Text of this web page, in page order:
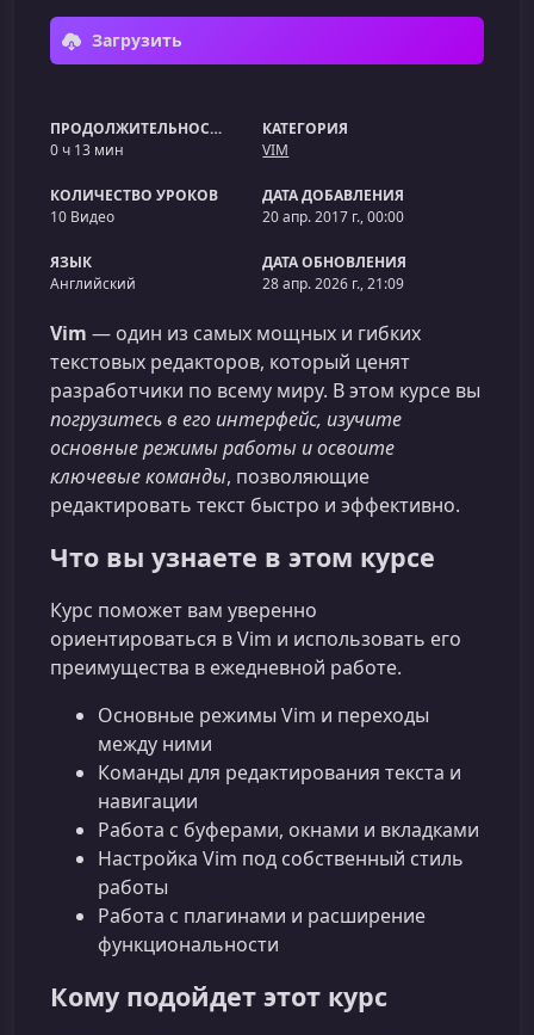
Загрузить
ПРОДОЛЖИТЕЛЬНОСТЬ
0 ч 13 мин
КАТЕГОРИЯ
VIM
КОЛИЧЕСТВО УРОКОВ
10 Видео
ДАТА ДОБАВЛЕНИЯ
20 апр. 2017 г., 00:00
ЯЗЫК
Английский
ДАТА ОБНОВЛЕНИЯ
28 апр. 2026 г., 21:09
Vim — один из самых мощных и гибких
текстовых редакторов, который ценят
разработчики по всему миру. В этом курсе вы
погрузитесь в его интерфейс, изучите
основные режимы работы и освоите
ключевые команды, позволяющие
редактировать текст быстро и эффективно.
Что вы узнаете в этом курсе
Курс поможет вам уверенно
ориентироваться в Vim и использовать его
преимущества в ежедневной работе.
Основные режимы Vim и переходы
между ними
Команды для редактирования текста и
навигации
Работа с буферами, окнами и вкладками
Настройка Vim под собственный стиль
работы
Работа с плагинами и расширение
функциональности
Кому подойдет этот курс